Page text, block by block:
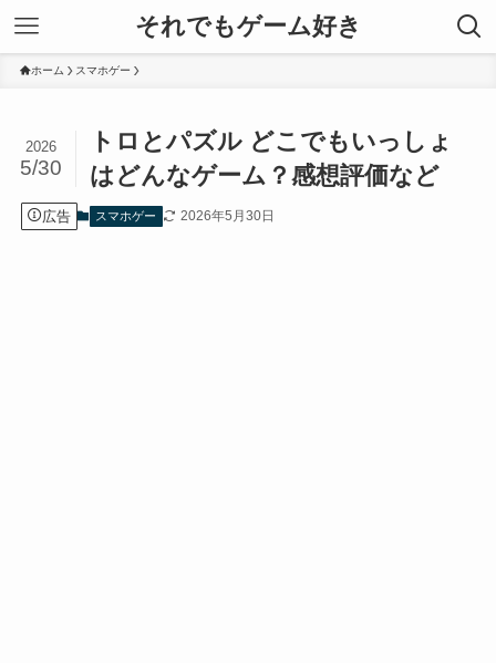
それでもゲーム好き
ホーム スマホゲー
トロとパズル どこでもいっしょ
はどんなゲーム？感想評価など
2026
5/30
広告 スマホゲー 2026年5月30日